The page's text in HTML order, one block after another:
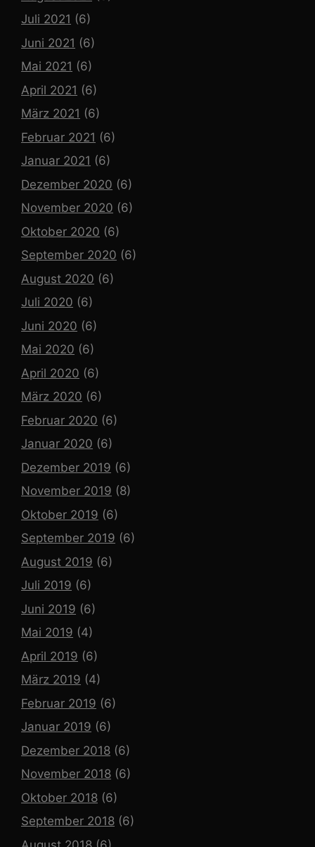
Juli 2021 (6)
Juni 2021 (6)
Mai 2021 (6)
April 2021 (6)
März 2021 (6)
Februar 2021 (6)
Januar 2021 (6)
Dezember 2020 (6)
November 2020 (6)
Oktober 2020 (6)
September 2020 (6)
August 2020 (6)
Juli 2020 (6)
Juni 2020 (6)
Mai 2020 (6)
April 2020 (6)
März 2020 (6)
Februar 2020 (6)
Januar 2020 (6)
Dezember 2019 (6)
November 2019 (8)
Oktober 2019 (6)
September 2019 (6)
August 2019 (6)
Juli 2019 (6)
Juni 2019 (6)
Mai 2019 (4)
April 2019 (6)
März 2019 (4)
Februar 2019 (6)
Januar 2019 (6)
Dezember 2018 (6)
November 2018 (6)
Oktober 2018 (6)
September 2018 (6)